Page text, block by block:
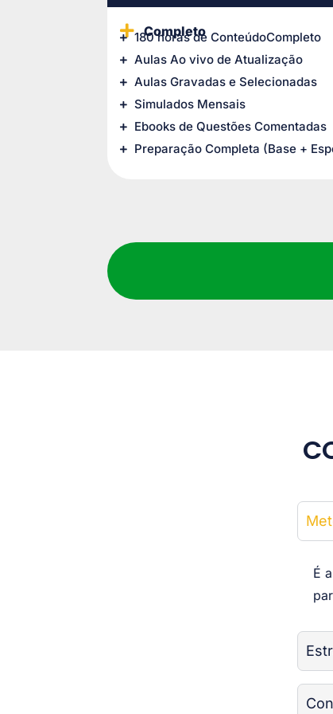
Completo
180 horas de ConteúdoCompleto
Aulas Ao vivo de Atualização
Aulas Gravadas e Selecionadas
Simulados Mensais
Ebooks de Questões Comentadas
Preparação Completa (Base +
É